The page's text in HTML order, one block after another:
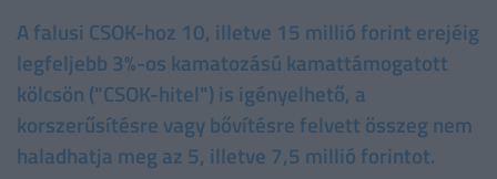
A falusi CSOK-hoz 10, illetve 15 millió forint erejéig
legfeljebb 3%-os kamatozású kamattámogatott
kölcsön ("CSOK-hitel") is igényelhető, a
korszerűsítésre vagy bővítésre felvett összeg nem
haladhatja meg az 5, illetve 7,5 millió forintot.